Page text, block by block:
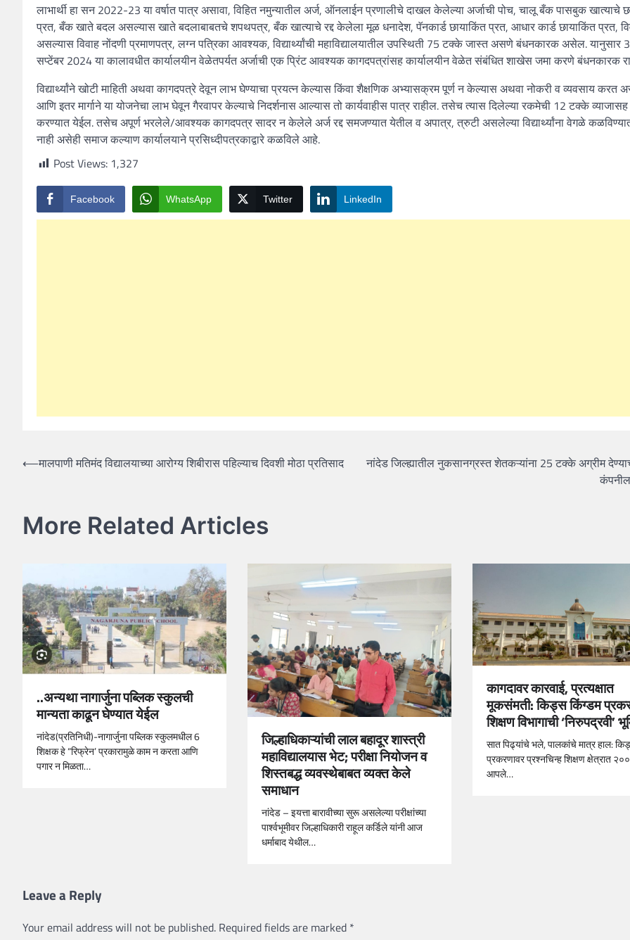
लाभार्थी हा सन 2022-23 या वर्षात पात्र असावा, विहित नमुन्यातील अर्ज, ऑनलाईन प्रणालीचे दाखल केलेल्या अर्जाची पोच, चालू बँक पासबुक खात्याचे
प्रत, बँक खाते बदल असल्यास खाते बदलाबाबतचे शपथपत्र, बँक खात्याचे रद्द केलेला मूळ धनादेश, पॅनकार्ड छायाकिंत प्रत, आधार कार्ड छायाकिंत प्रत,
असल्यास विवाह नोंदणी प्रमाणपत्र, लग्न पत्रिका आवश्यक, विद्यार्थ्यांची महाविद्यालयातील उपस्थिती 75 टक्के जास्त असणे बंधनकारक असेल. यानुसार
सप्टेंबर 2024 या कालावधीत कार्यालयीन वेळेतपर्यत अर्जाची एक प्रिंट आवश्यक कागदपत्रांसह कार्यालयीन वेळेत संबंधित शाखेस जमा करणे बंधनकारक
विद्यार्थ्यांने खोटी माहिती अथवा कागदपत्रे देवून लाभ घेण्याचा प्रयत्न केल्यास किंवा शैक्षणिक अभ्यासक्रम पूर्ण न केल्यास अथवा नोकरी व व्यवसाय करत
आणि इतर मार्गाने या योजनेचा लाभ घेवून गैरवापर केल्याचे निदर्शनास आल्यास तो कार्यवाहीस पात्र राहील. तसेच त्यास दिलेल्या रकमेची 12 टक्के
करण्यात येईल. तसेच अपूर्ण भरलेले/आवश्यक कागदपत्र सादर न केलेले अर्ज रद्द समजण्यात येतील व अपात्र, त्रुटी असलेल्या विद्यार्थ्यांना वेगळे
नाही असेही समाज कल्याण कार्यालयाने प्रसिध्दीपत्रकाद्वारे कळविले आहे.
Post Views: 1,327
Facebook WhatsApp Twitter LinkedIn
Post
⟵मालपाणी मतिमंद विद्यालयाच्या आरोग्य शिबीरास पहिल्याच दिवशी मोठा प्रतिसाद
नांदेड जिल्ह्यातील नुकसानग्रस्त शेतकऱ्यांना 25 टक्के अग्रीम
More Related Articles
..अन्यथा नागार्जुना पब्लिक स्कुलची
मान्यता काढून घेण्यात येईल
नांदेड(प्रतिनिधी)-नागार्जुना पब्लिक स्कुलमधील 6
शिक्षक हे “रिफ्रेन’ प्रकारामुळे काम न करता आणि
पगार न मिळता…
जिल्हाधिकाऱ्यांची लाल बहादूर शास्त्री
महाविद्यालयास भेट; परीक्षा नियोजन व
शिस्तबद्ध व्यवस्थेबाबत व्यक्त केले
समाधान
नांदेड – इयत्ता बारावीच्या सुरू असलेल्या परीक्षांच्या
पार्श्वभूमीवर जिल्हाधिकारी राहूल कर्डिले यांनी आज
धर्माबाद येथील…
कागदावर कारवाई, प्रत्यक्षात
मूकसंमती: किड्स किंग्डम
शिक्षण विभागाची ‘निरुपद्रवी’
सात पिढ्यांचे भले, पालकांचे मात्र हाल:
प्रकरणावर प्रश्नचिन्ह शिक्षण क्षेत्रात
आपले…
Leave a Reply
Your email address will not be published. Required fields are marked *